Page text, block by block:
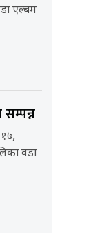
एल्बम
वडा